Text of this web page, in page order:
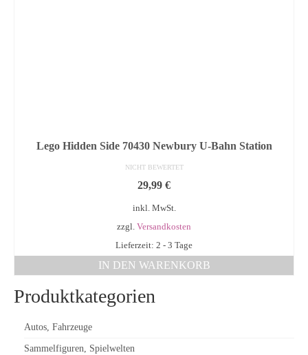
Lego Hidden Side 70430 Newbury U-Bahn Station
NICHT BEWERTET
29,99 €
inkl. MwSt.
zzgl. Versandkosten
Lieferzeit: 2 - 3 Tage
IN DEN WARENKORB
Produktkategorien
Autos, Fahrzeuge
Sammelfiguren, Spielwelten